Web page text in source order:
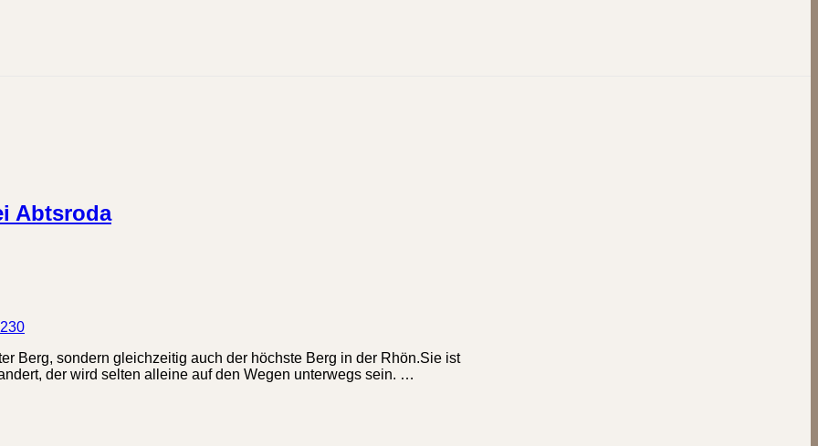
Abtsroda
0
Berg, sondern gleichzeitig auch der höchste Berg in der Rhön.Sie ist
der wird selten alleine auf den Wegen unterwegs sein. …